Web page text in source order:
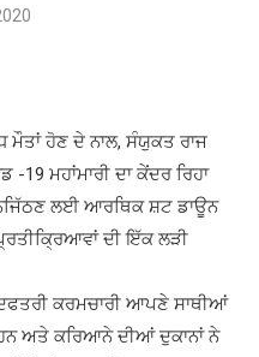
ਹੋਣ ਦੇ ਨਾਲ, ਸੰਯੁਕਤ ਰਾਜ
19 ਮਹਾਂਮਾਰੀ ਦਾ ਕੇਂਦਰ ਰਿਹਾ
ਲਈ ਆਰਥਿਕ ਸ਼ਟ ਡਾਊਨ
ਦੀ ਇੱਕ ਲੜੀ
ਕਰਮਚਾਰੀ ਆਪਣੇ ਸਾਥੀਆਂ
ਅਤੇ ਕਰਿਆਨੇ ਦੀਆਂ ਦੁਕਾਨਾਂ ਨੇ